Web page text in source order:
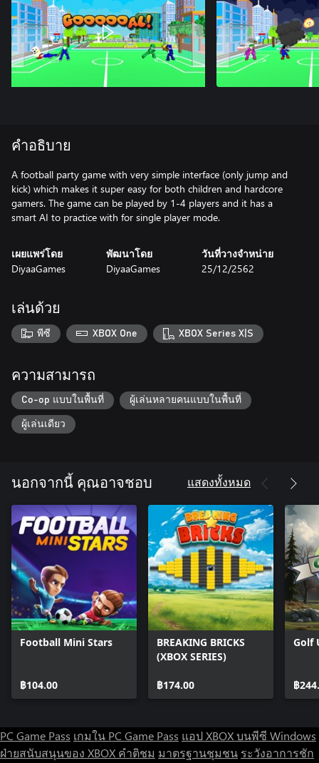
คำอธิบาย
A football party game with very simple interface (only jump and
kick) which makes it super easy for both children and hardcore
gamers. The game can be played by 1-4 players and it has a
smart AI to practice with for single player mode.
เผยแพร่โดย
DiyaaGames
พัฒนาโดย
DiyaaGames
วันที่วางจำหน่าย
25/12/2562
เล่นด้วย
พีซี XBOX One XBOX Series X|S
ความสามารถ
Co-op แบบในพื้นที่ ผู้เล่นหลายคนแบบในพื้นที่
ผู้เล่นเดียว
นอกจากนี้ คุณอาจชอบ แสดงทั้งหมด
Football Mini Stars
฿104.00
BREAKING BRICKS
(XBOX SERIES)
฿174.00
Golf
฿
PC Game Pass เกมใน PC Game Pass แอป XBOX บนพีซี Windows
ฝ่ายสนับสนุนของ XBOX คำติชม มาตรฐานชุมชน ระวังอาการชัก